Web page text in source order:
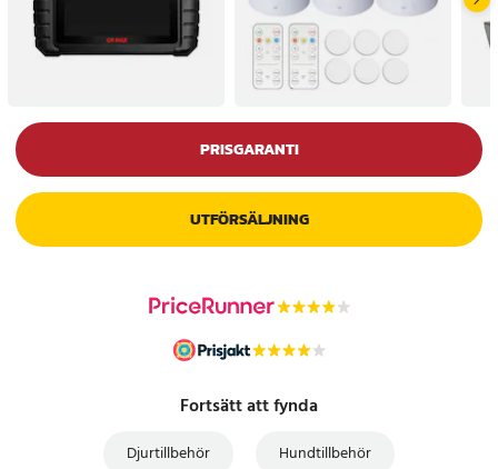
PRISGARANTI
UTFÖRSÄLJNING
Fortsätt att fynda
Djurtillbehör Hundtillbehör